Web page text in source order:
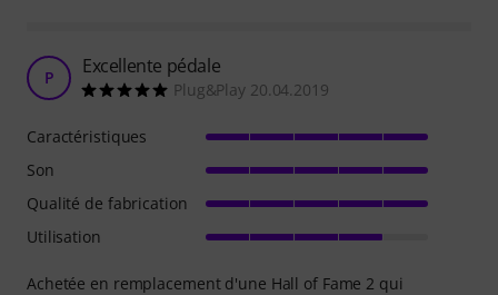
P Excellente pédale
Plug&Play 20.04.2019
Achetée en remplacement d'une Hall of Fame 2 qui
Caractéristiques
Son
Qualité de fabrication
Utilisation